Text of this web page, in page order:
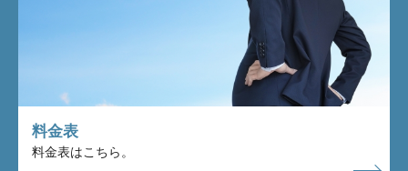
料金表
料金表はこちら。